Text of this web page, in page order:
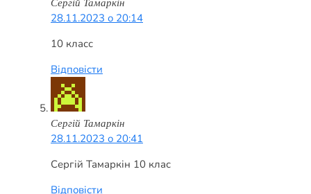
Сергій Тамаркін
28.11.2023 о 20:14
10 класс
Відповісти
Сергій Тамаркін
28.11.2023 о 20:41
Сергій Тамаркін 10 клас
Відповісти